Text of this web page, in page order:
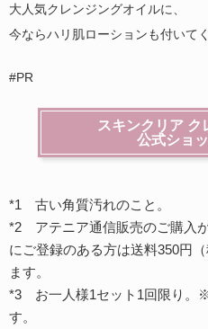
大人気クレンジングオイルに、
今ならハリ肌ローションも付いて
#PR
スキンクリア ク
公式ショ
*1 古い角質汚れのこと。
*2 アテニア通信販売のご購入
にご登録のある方は送料350円
ます。
*3 お一人様1セット1回限り。
す。